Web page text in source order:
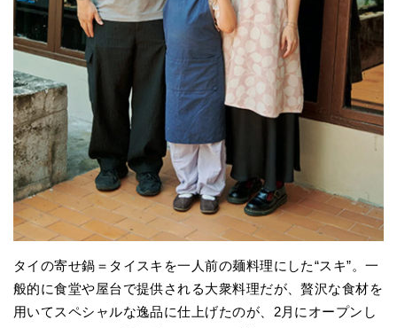
タイの寄せ鍋＝タイスキを一人前の麺料理にした“スキ”。一
般的に食堂や屋台で提供される大衆料理だが、贅沢な食材を
用いてスペシャルな逸品に仕上げたのが、2月にオープンし